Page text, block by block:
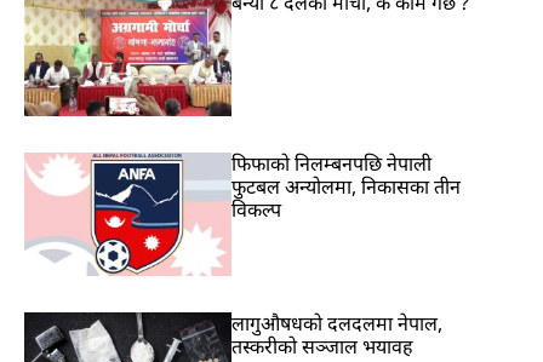
फिफाको निलम्बनपछि नेपाली
फुटबल अन्योलमा, निकासका तीन
विकल्प
लागुऔषधको दलदलमा नेपाल,
तस्करीको सञ्जाल भयावह